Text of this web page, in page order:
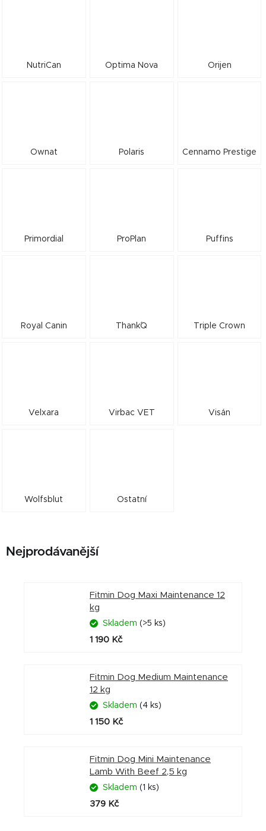
NutriCan Optima Nova Orijen
Ownat Polaris Cennamo Prestige
Primordial ProPlan Puffins
Royal Canin Thank´Q Triple Crown
Velxara Virbac VET Visán
Wolfsblut Ostatní
Nejprodávanější
Fitmin Dog Maxi Maintenance 12
kg
Skladem (>5 ks)
1 190 Kč
Fitmin Dog Medium Maintenance
12 kg
Skladem (4 ks)
1 150 Kč
Fitmin Dog Mini Maintenance
Lamb With Beef 2,5 kg
Skladem (1 ks)
379 Kč